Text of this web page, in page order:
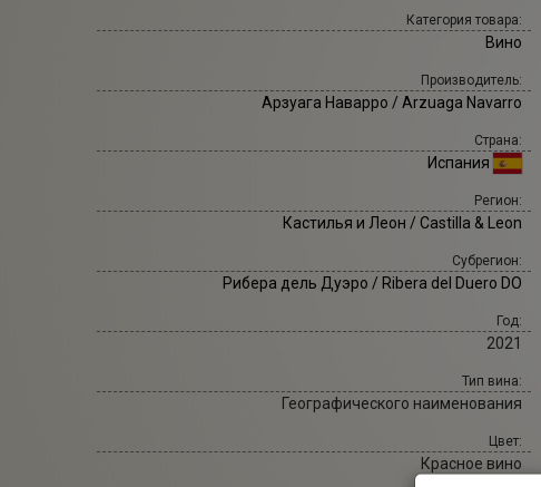
Категория товара:
Вино
Производитель:
Арзуага Наварро / Arzuaga Navarro
Страна:
Испания
Регион:
Кастилья и Леон / Castilla & Leon
Субрегион:
Рибера дель Дуэро / Ribera del Duero DO
Год:
2021
Тип вина:
Географического наименования
Цвет:
Красное вино